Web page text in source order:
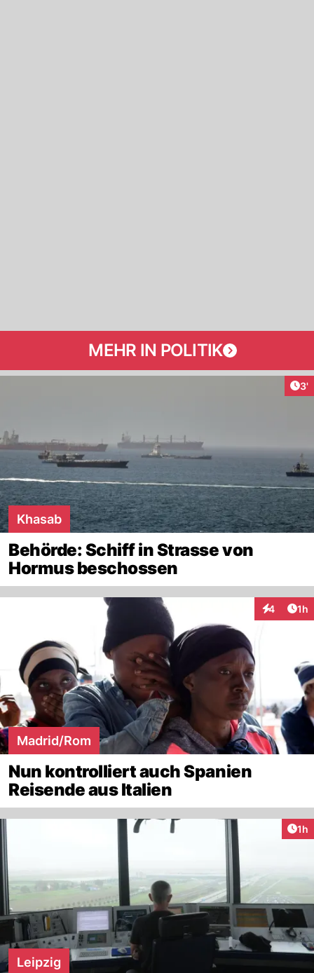
MEHR IN POLITIK
3'
Khasab
Behörde: Schiff in Strasse von
Hormus beschossen
4 1h
Madrid/Rom
Nun kontrolliert auch Spanien
Reisende aus Italien
1h
Leipzig